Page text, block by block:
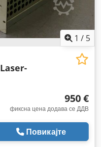
1 / 5
Laser-
950 €
фиксна цена додава се ДДВ
Повикајте